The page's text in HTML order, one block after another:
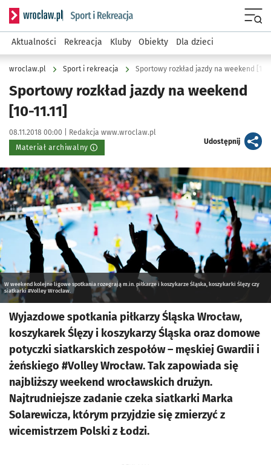
Serwis informacyjny wroclaw.pl podserwis: Sport i rekreacja
Aktualności Rekreacja Kluby Obiekty Dla dzieci
wroclaw.pl Sport i rekreacja Sportowy rozkład jazdy na weekend [10-
Sportowy rozkład jazdy na weekend
[10-11.11]
Data publikacji:
08.11.2018 00:00 | Autor:
Redakcja www.wroclaw.pl
Materiał archiwalny
Udostępnijartykuł
Kliknij, aby powiększyć
W weekend kolejne ligowe spotkania rozegrają m.in. piłkarze i koszykarze Śląska, koszykarki Ślęzy czy
siatkarki #Volley Wrocław.
Wyjazdowe spotkania piłkarzy Śląska Wrocław,
koszykarek Ślęzy i koszykarzy Śląska oraz domowe
potyczki siatkarskich zespołów – męskiej Gwardii i
żeńskiego #Volley Wrocław. Tak zapowiada się
najbliższy weekend wrocławskich drużyn.
Najtrudniejsze zadanie czeka siatkarki Marka
Solarewicza, którym przyjdzie się zmierzyć z
wicemistrzem Polski z Łodzi.